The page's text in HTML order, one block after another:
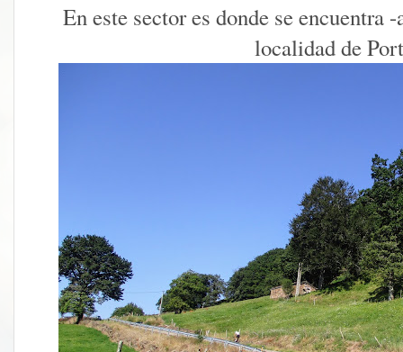
En este sector es donde se encuentra
localidad de